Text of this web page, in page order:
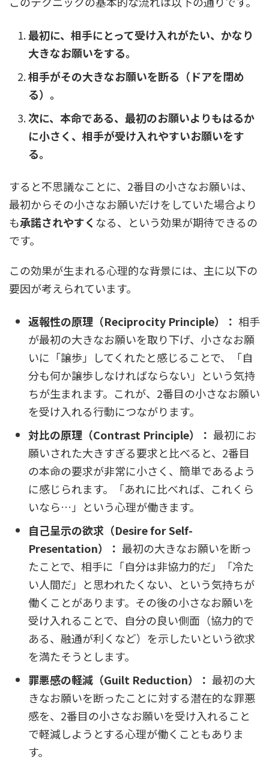
最初に、相手にとって受け入れがたい、かなり
大きなお願いをする。
相手がその大きなお願いを断る（ドアを閉め
る）。
次に、本命である、最初のお願いよりもはるか
に小さく、相手が受け入れやすいお願いをす
る。
すると不思議なことに、2番目の小さなお願いは、
最初からその小さなお願いだけをしていた場合より
も承諾されやすくなる、という効果が期待できるの
です。
この効果が生まれる心理的な背景には、主に以下の
要因が考えられています。
返報性の原理（Reciprocity Principle）： 相手
が最初の大きなお願いを取り下げ、小さなお願
いに「譲歩」してくれたと感じることで、「自
分も何か譲歩しなければならない」という気持
ちが生まれます。これが、2番目の小さなお願い
を受け入れる行動につながります。
対比の原理（Contrast Principle）： 最初にお
願いされた大きすぎる要求と比べると、2番目
の本命の要求が非常に小さく、簡単であるよう
に感じられます。「あれに比べれば、これくら
いなら…」という心理が働きます。
自己呈示の欲求（Desire for Self-
Presentation）： 最初の大きなお願いを断っ
たことで、相手に「自分は非協力的だ」「冷た
い人間だ」と思われたくない、という気持ちが
働くことがあります。その後の小さなお願いを
受け入れることで、自分の良い側面（協力的で
ある、融通が利くなど）を示したいという欲求
を満たそうとします。
罪悪感の軽減（Guilt Reduction）： 最初の大
きなお願いを断ったことに対する潜在的な罪悪
感を、2番目の小さなお願いを受け入れること
で軽減しようとする心理が働くこともありま
す。